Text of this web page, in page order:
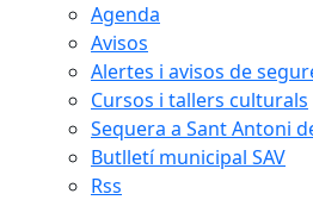
Agenda
Avisos
Alertes i avisos de
Cursos i tallers culturals
Sequera a Sant Antoni
Butlletí municipal SAV
Rss